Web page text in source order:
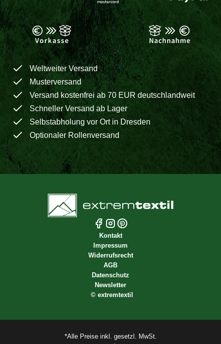
Weltweiter Versand
Musterversand
Versand kostenfrei ab 70 EUR deutschlandweit
Schneller Versand ab Lager
Selbstabholung vor Ort in Dresden
Optionaler Rollenversand
Kontakt
Impressum
Widerrufsrecht
AGB
Datenschutz
Newsletter
© extremtextil
*Alle Preise inkl. gesetzl. MwSt.